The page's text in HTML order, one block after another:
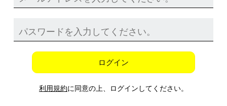
ログイン
利用規約に同意の上、ログインしてください。